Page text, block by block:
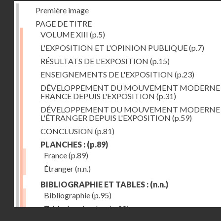
Première image
PAGE DE TITRE
VOLUME XIII (p.5)
L'EXPOSITION ET L'OPINION PUBLIQUE(p.7)
RÉSULTATS DE L'EXPOSITION (p.15)
ENSEIGNEMENTS DE L'EXPOSITION (p.23)
DÉVELOPPEMENT DU MOUVEMENT
FRANCE DEPUIS L'EXPOSITION (p.31)
DÉVELOPPEMENT DU MOUVEMENT
L'ÉTRANGER DEPUIS L'EXPOSITION (p.59)
CONCLUSION (p.81)
PLANCHES : (p.89)
France(p.89)
Étranger(n.n.)
BIBLIOGRAPHIE ET TABLES : (n.n.)
Bibliographie(p.95)
Table des planches(p.99)